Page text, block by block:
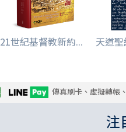
21世紀基督教新約... 天道
傳真刷卡、虛擬轉帳
注